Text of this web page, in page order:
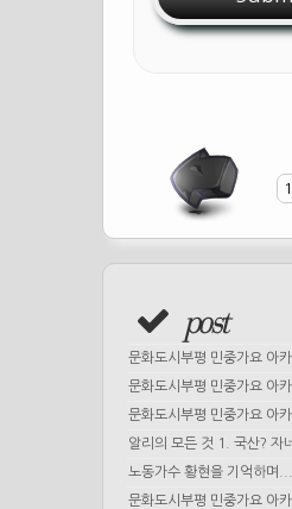
1
post
문화도시부평 민중가요 아
문화도시부평 민중가요 아
문화도시부평 민중가요 아
알리의 모든 것 1. 국산? 자
노동가수 황현을 기억하며...
문화도시부평 민중가요 아